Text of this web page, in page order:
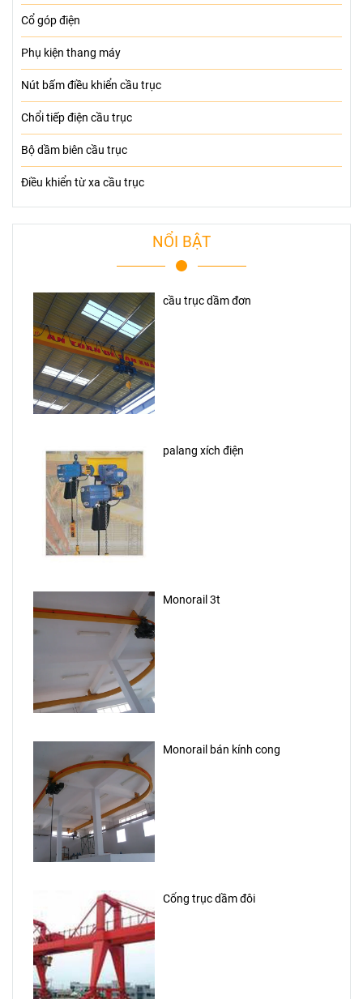
Cổ góp điện
Phụ kiện thang máy
Nút bấm điều khiển cầu trục
Chổi tiếp điện cầu trục
Bộ dầm biên cầu trục
Điều khiển từ xa cầu trục
NỔI BẬT
cầu trục dầm đơn
palang xích điện
Monorail 3t
Monorail bán kính cong
Cổng trục dầm đôi